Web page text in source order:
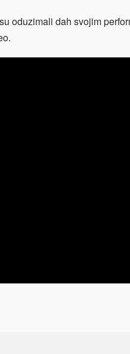
oduzimali dah svojim